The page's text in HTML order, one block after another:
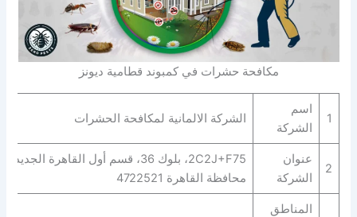
مكافحة حشرات في كمبوند قطامية ديونز
1
اسم
الشركة
الشركة الالمانية لمكافحة الحشرات
2
عنوان
الشركة
2C2J+F75، بلوك 36، قسم أول القاهرة الجديدة،
محافظة القاهرة‬ 4722521
المناطق